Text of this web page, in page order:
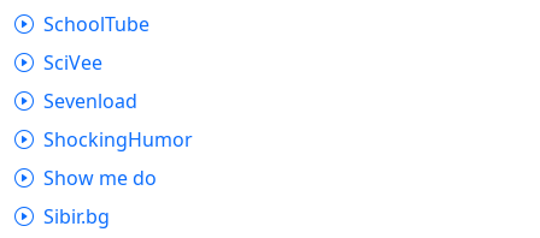
SchoolTube
SciVee
Sevenload
ShockingHumor
Show me do
Sibir.bg